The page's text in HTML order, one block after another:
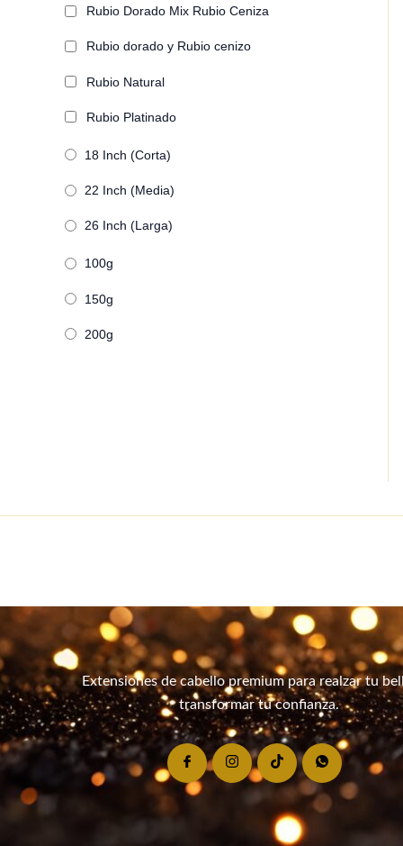
Rubio Dorado Mix Rubio Ceniza
Rubio dorado y Rubio cenizo
Rubio Natural
Rubio Platinado
18 Inch (Corta)
22 Inch (Media)
26 Inch (Larga)
100g
150g
200g
Extensiones de cabello premium para realzar tu
transformar tu confianza.